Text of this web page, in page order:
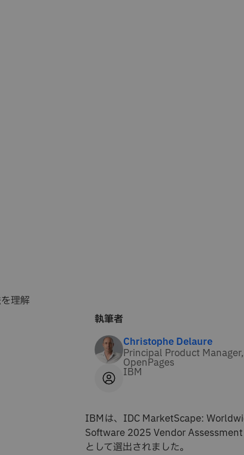
執筆者
Christophe Delaure
Principal Product Manager,
OpenPages
IBM
IBMは、IDC MarketScape:
Software 2025 Vendor
として選出されました。